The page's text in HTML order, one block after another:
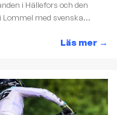
i Hällefors och den
Lommel med svenska...
Läs mer →